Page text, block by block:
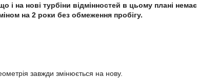
що і на нові турбіни відмінностей в цьому плані
на 2 роки без обмеження пробігу.
завжди змінюється на нову.